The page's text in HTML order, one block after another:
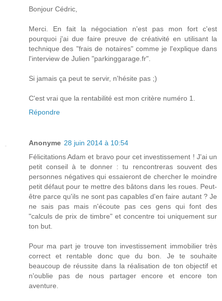
Bonjour Cédric,
Merci. En fait la négociation n'est pas mon fort c'est
pourquoi j'ai due faire preuve de créativité en utilisant la
technique des "frais de notaires" comme je l'explique dans
l'interview de Julien "parkinggarage.fr".
Si jamais ça peut te servir, n'hésite pas ;)
C'est vrai que la rentabilité est mon critère numéro 1.
Répondre
Anonyme 28 juin 2014 à 10:54
Félicitations Adam et bravo pour cet investissement ! J'ai un
petit conseil à te donner : tu rencontreras souvent des
personnes négatives qui essaieront de chercher le moindre
petit défaut pour te mettre des bâtons dans les roues. Peut-
être parce qu'ils ne sont pas capables d'en faire autant ? Je
ne sais pas mais n'écoute pas ces gens qui font des
"calculs de prix de timbre" et concentre toi uniquement sur
ton but.
Pour ma part je trouve ton investissement immobilier très
correct et rentable donc que du bon. Je te souhaite
beaucoup de réussite dans la réalisation de ton objectif et
n'oublie pas de nous partager encore et encore ton
aventure.